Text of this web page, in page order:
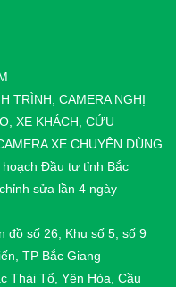
TRÌNH, CAMERA NGHỊ
XE KHÁCH, CỨU
XE CHUYÊN DÙNG
Đầu tư tỉnh Bắc
sửa lần 4 ngày
đồ số 26, Khu số 5, số 9
TP Bắc Giang
Thái Tổ, Yên Hòa, Cầu